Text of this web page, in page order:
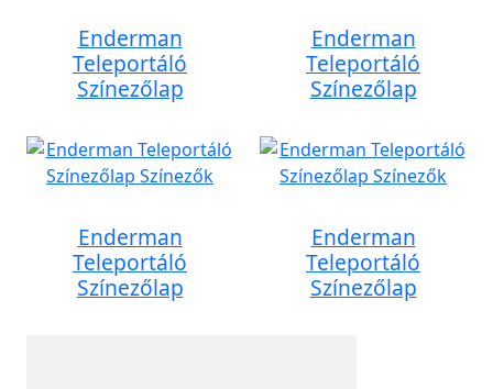
Enderman
Teleportáló
Színezőlap
Enderman
Teleportáló
Színezőlap
Enderman
Teleportáló
Színezőlap
Enderman
Teleportáló
Színezőlap